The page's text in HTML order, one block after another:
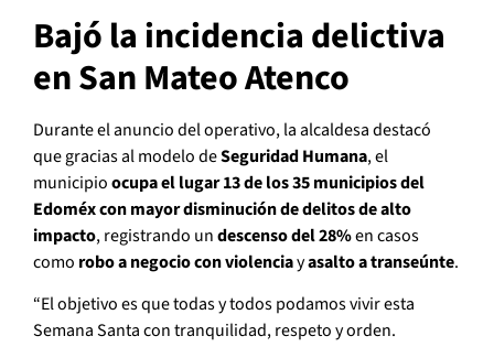
Bajó la incidencia delictiva
en San Mateo Atenco
Durante el anuncio del operativo, la alcaldesa destacó
que gracias al modelo deSeguridad Humana, el
municipioocupa el lugar 13 de los 35 municipios del
Edoméx con mayor disminución de delitos de alto
impacto, registrando undescenso del 28%en casos
como robo a negocio con violenciayasalto a transeúnte.
“El objetivo es que todas y todos podamos vivir esta
Semana Santa con tranquilidad, respeto y orden.